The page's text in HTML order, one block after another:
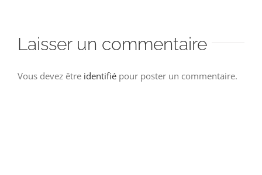
Laisser un commentaire
Vous devez être identifié pour poster un commentaire.